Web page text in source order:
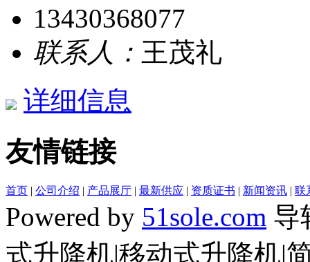
13430368077
联系人： 王茂礼
详细信息
友情链接
首页 | 公司介绍 | 产品展厅 | 最新供应 | 资质证书 | 新闻资讯 | 联
Powered by 51sole.com 导
式升降机|移动式升降机|